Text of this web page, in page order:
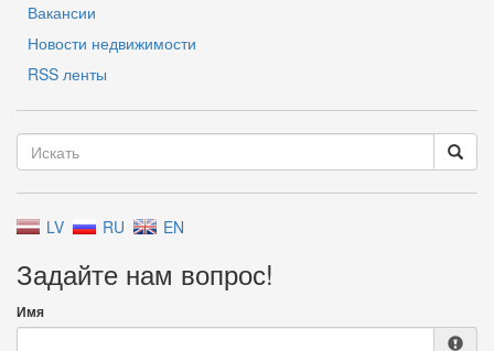
Вакансии
Новости недвижимости
RSS ленты
LV RU EN
Задайте нам вопрос!
Имя